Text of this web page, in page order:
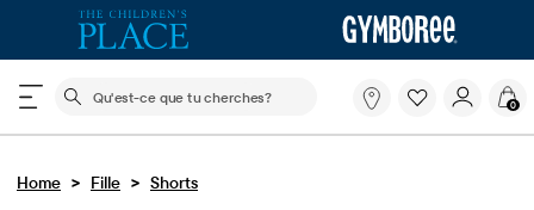
Le champ de recherche ci-dessous filtre les
Qu'est-
que
0
Home > Fille > Shorts